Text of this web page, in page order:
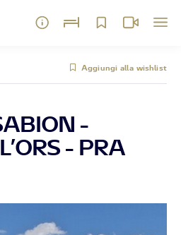
Aggiungi alla wishlist
-
- PRA